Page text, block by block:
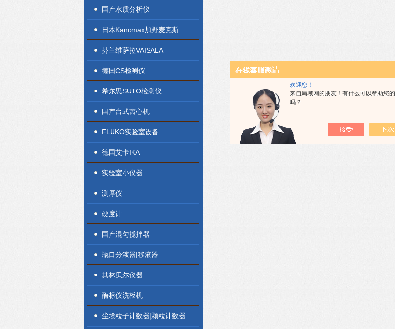
欢迎您！
来自局域网的朋友！有什么可以帮助您的
吗？
国产水质分析仪
日本Kanomax加野麦克斯
芬兰维萨拉VAISALA
德国CS检测仪
希尔思SUTO检测仪
国产台式离心机
FLUKO实验室设备
德国艾卡IKA
实验室小仪器
测厚仪
硬度计
国产混匀搅拌器
瓶口分液器|移液器
其林贝尔仪器
酶标仪洗板机
尘埃粒子计数器|颗粒计数器